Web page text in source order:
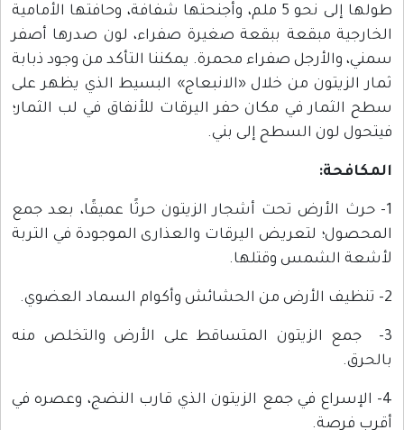
طولها إلى نحو 5 ملم، وأجنحتها شفافة، وحافتها الأمامية
الخارجية مبقعة ببقعة صغيرة صفراء، لون صدرها أصفر
سمني، والأرجل صفراء محمرة. يمكننا التأكد من وجود ذبابة
ثمار الزيتون من خلال «الانبعاج» البسيط الذي يظهر على
سطح الثمار في مكان حفر اليرقات للأنفاق في لب الثمار؛
فيتحول لون السطح إلى بني.
المكافحة:
1- حرث الأرض تحت أشجار الزيتون حرثًا عميقًا، بعد جمع
المحصول؛ لتعريض اليرقات والعذارى الموجودة في التربة
لأشعة الشمس وقتلها.
2- تنظيف الأرض من الحشائش وأكوام السماد العضوي.
3- جمع الزيتون المتساقط على الأرض والتخلص منه
بالحرق.
4- الإسراع في جمع الزيتون الذي قارب النضج، وعصره في
أقرب فرصة.